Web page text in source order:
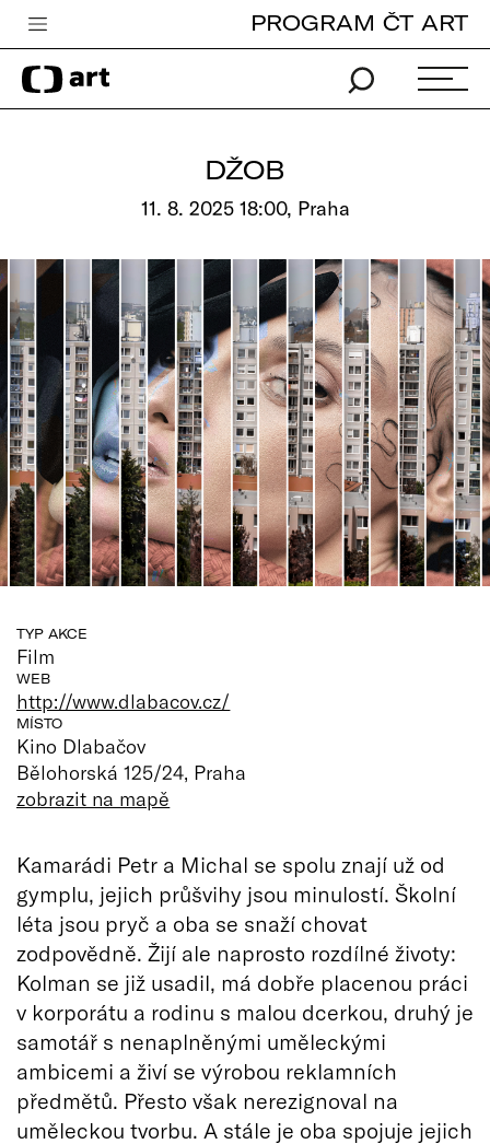
Česká televize
Zpravodajství
Pro děti
edu
Vše o ČT
PROGRAM ČT ART
DŽOB
11. 8. 2025 18:00, Praha
TYP AKCE
Film
WEB
http://www.dlabacov.cz/
MÍSTO
Kino Dlabačov
Bělohorská 125/24, Praha
zobrazit na mapě
Kamarádi Petr a Michal se spolu znají už od
gymplu, jejich průšvihy jsou minulostí. Školní
léta jsou pryč a oba se snaží chovat
zodpovědně. Žijí ale naprosto rozdílné životy:
Kolman se již usadil, má dobře placenou práci
v korporátu a rodinu s malou dcerkou, druhý je
samotář s nenaplněnými uměleckými
ambicemi a živí se výrobou reklamních
předmětů. Přesto však nerezignoval na
uměleckou tvorbu. A stále je oba spojuje jejich